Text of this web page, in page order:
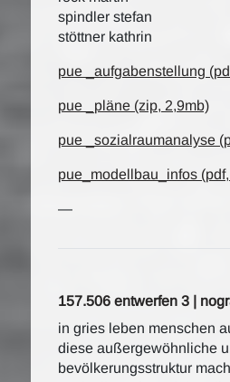
spindler stefan
stöttner kathrin
pue _aufgabenstellung
pue _pläne (zip, 2,9mb)
pue _sozialraumanalyse
pue_modellbau_infos
—
157.506 entwerfen 3 |
in gries leben menschen
diese außergewöhnliche
bevölkerungsstruktur